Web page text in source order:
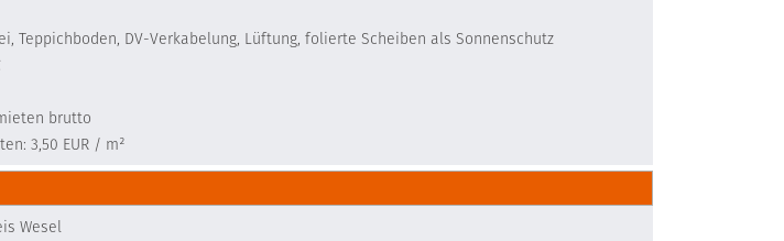
Teppichboden, DV-Verkabelung, Lüftung, folierte Scheiben als Sonnenschutz
brutto
3,50 EUR / m²
Wesel